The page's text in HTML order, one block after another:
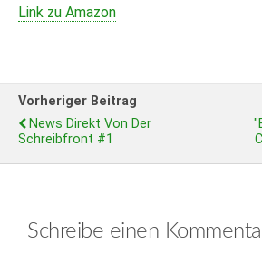
Link zu Amazon
Vorheriger Beitrag
News Direkt Von Der
Schreibfront #1
Schreibe einen